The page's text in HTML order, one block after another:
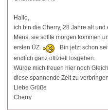
Hallo,
ich bin die Cherry, 28 Jahre alt
Mens, sie sollte morgen kommen
ersten ÜZ.
Bin jetzt schon
endlich ganz offiziell losgehen.
Würde mich freuen hier noch
diese spannende Zeit zu
Liebe Grüße
Cherry